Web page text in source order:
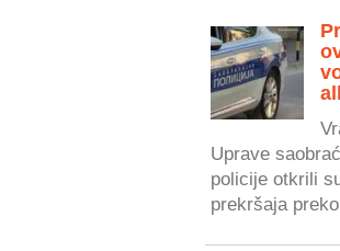
Uprave
policije otkrili
prekršaja